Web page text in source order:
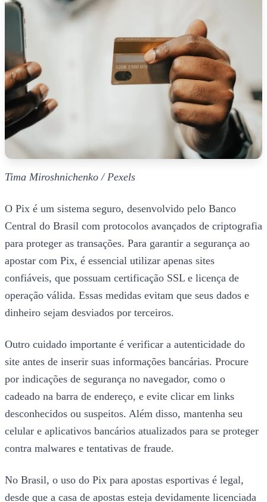
Tima Miroshnichenko / Pexels
O Pix é um sistema seguro, desenvolvido pelo Banco
Central do Brasil com protocolos avançados de criptografia
para proteger as transações. Para garantir a segurança ao
apostar com Pix, é essencial utilizar apenas sites
confiáveis, que possuam certificação SSL e licença de
operação válida. Essas medidas evitam que seus dados e
dinheiro sejam desviados por terceiros.
Outro cuidado importante é verificar a autenticidade do
site antes de inserir suas informações bancárias. Procure
por indicações de segurança no navegador, como o
cadeado na barra de endereço, e evite clicar em links
desconhecidos ou suspeitos. Além disso, mantenha seu
celular e aplicativos bancários atualizados para se proteger
contra malwares e tentativas de fraude.
No Brasil, o uso do Pix para apostas esportivas é legal,
desde que a casa de apostas esteja devidamente licenciada